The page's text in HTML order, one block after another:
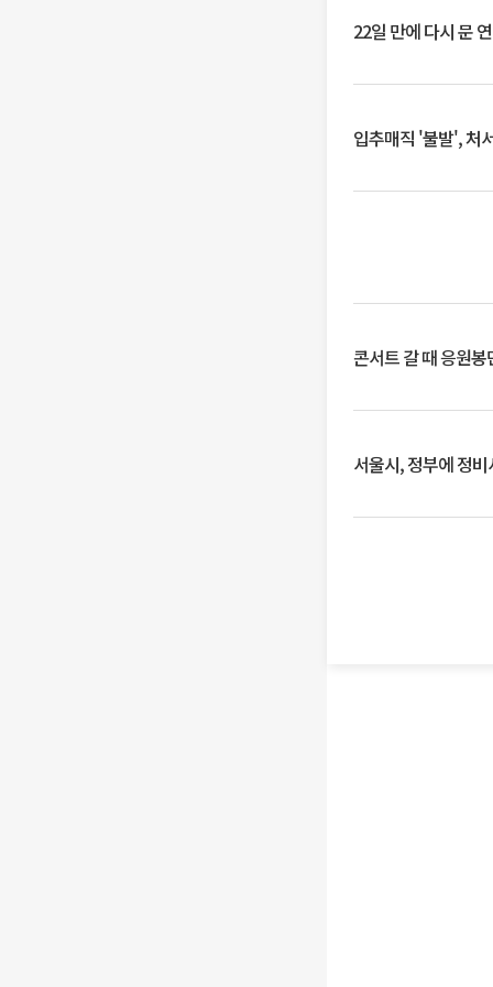
22일 만에 다시 문
입추매직 '불발', 처
콘서트 갈 때 응원
서울시, 정부에 정